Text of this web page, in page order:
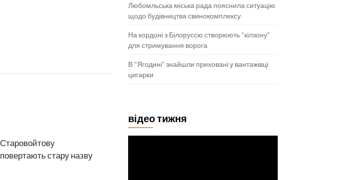
Старовойтову
повертають стару назву
Любомльська міська рада пояснила ситуацію
щодо будівництва свинокомплексу
На кордоні з Білоруссю створюють “кілзону”
для стримування ворога
В “Ягодині” знайшли приховані у вантажівці
цигарки
відео тижня